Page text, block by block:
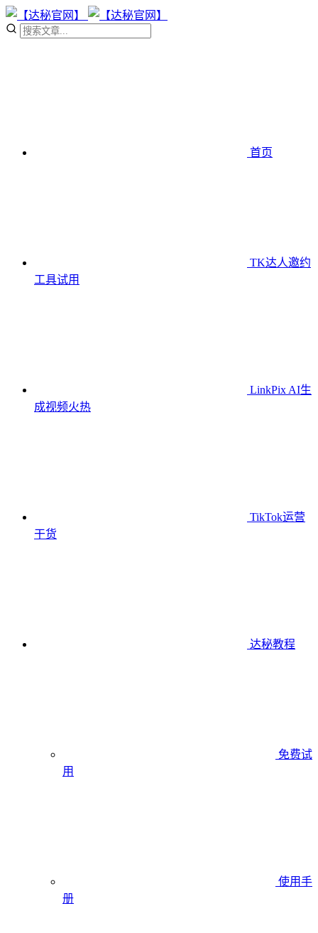
首页
TK达人邀约
工具试用
LinkPix AI生
成视频火热
TikTok运营
干货
达秘教程
免费试
用
使用手
册